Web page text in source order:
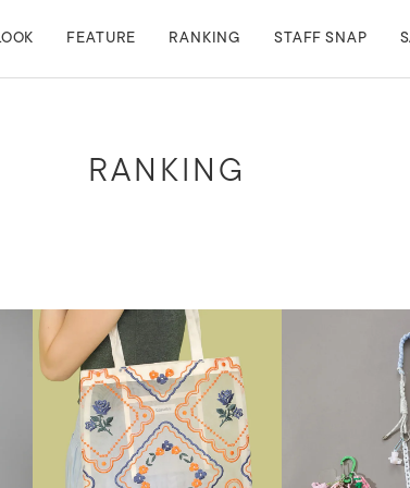
FEATURE RANKING STAFF SNAP
RANKING